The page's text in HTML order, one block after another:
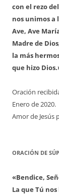
con el rezo
nos unimos a
Ave, Ave
Madre de
la más
que hizo
Oración
Enero de
Amor de Jesús
ORACIÓN DE
«Bendice,
La que Tú